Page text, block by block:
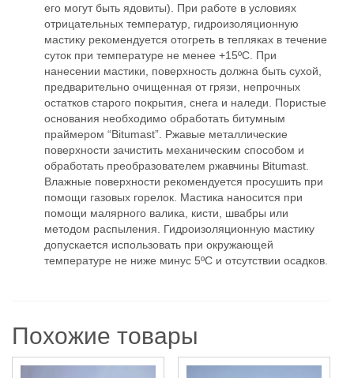
его могут быть ядовиты). При работе в условиях
отрицательных температур, гидроизоляционную
мастику рекомендуется отогреть в тепляках в течение
суток при температуре не менее +15ºС. При
нанесении мастики, поверхность должна быть сухой,
предварительно очищенная от грязи, непрочных
остатков старого покрытия, снега и наледи. Пористые
основания необходимо обработать битумным
праймером “Bitumast”. Ржавые металлические
поверхности зачистить механическим способом и
обработать преобразователем ржавчины Bitumast.
Влажные поверхности рекомендуется просушить при
помощи газовых горелок. Мастика наносится при
помощи малярного валика, кисти, швабры или
методом распыления. Гидроизоляционную мастику
допускается использовать при окружающей
температуре не ниже минус 5ºС и отсутствии осадков.
Похожие товары